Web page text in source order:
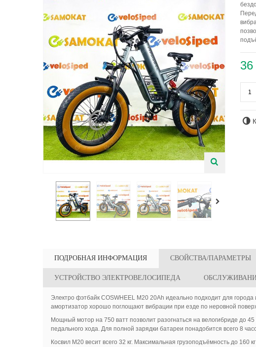
36
ПОДРОБНАЯ ИНФОРМАЦИЯ СВОЙСТВА/ПАРАМЕТРЫ
УСТРОЙСТВО ЭЛЕКТРОВЕЛОСИПЕДА
Электро фэтбайк COSWHEEL M20 20Ah идеально подходит для
амортизатор хорошо поглощают вибрации при езде по неровной
Мощный мотор на 750 ватт позволит разогнаться на велогибриде до
педального хода. Для полной зарядки батареи понадобится всего 8
Косвил М20 весит всего 32 кг. Максимальная грузоподъёмность до 160